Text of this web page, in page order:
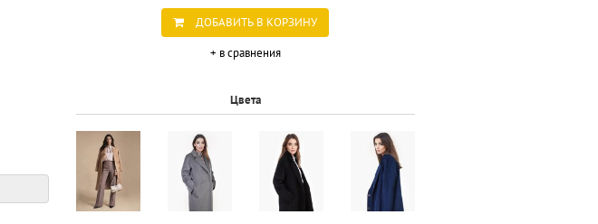
ДОБАВИТЬ В КОРЗИНУ
+ в сравнения
Цвета